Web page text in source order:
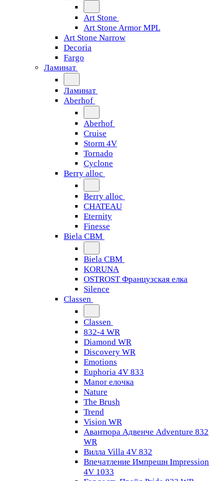
Art Stone
Art Stone Armor MPL
Art Stone Narrow
Decoria
Fargo
Ламинат
Ламинат
Aberhof
Aberhof
Cruise
Storm 4V
Tornado
Сyclone
Berry alloc
Berry alloc
CHATEAU
Eternity
Finesse
Biela CBM
Biela CBM
KORUNA
OSTROST Французская елка
Silence
Classen
Classen
832-4 WR
Diamond WR
Discovery WR
Emotions
Euphoria 4V 833
Manor елочка
Nature
The Brush
Trend
Vision WR
Авантюра Адвенче Adventure 832
WR
Вилла Villa 4V 832
Впечатление Импрешн Impression
4V 1033